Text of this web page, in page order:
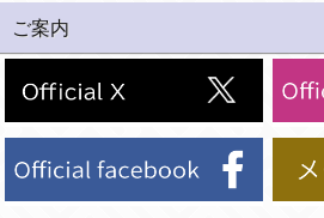
(2)法令等により開示を求められた場合。
ご案内